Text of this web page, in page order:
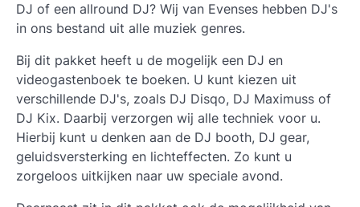
DJ of een allround DJ? Wij van Evenses hebben DJ's
in ons bestand uit alle muziek genres.
Bij dit pakket heeft u de mogelijk een DJ en
videogastenboek te boeken. U kunt kiezen uit
verschillende DJ's, zoals DJ Disqo, DJ Maximuss of
DJ Kix. Daarbij verzorgen wij alle techniek voor u.
Hierbij kunt u denken aan de DJ booth, DJ gear,
geluidsversterking en lichteffecten. Zo kunt u
zorgeloos uitkijken naar uw speciale avond.